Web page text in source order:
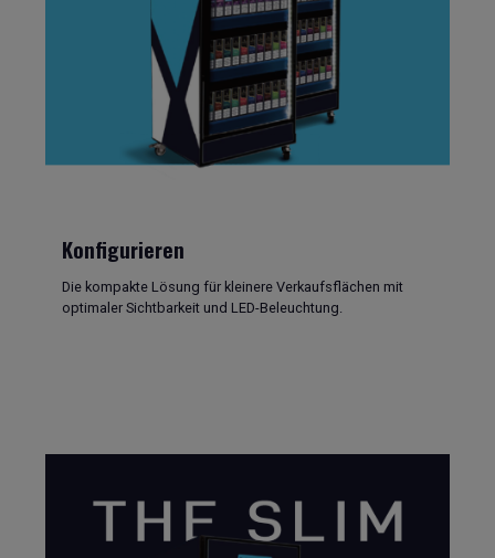
Konfigurieren
Die kompakte Lösung für kleinere Verkaufsflächen mit
optimaler Sichtbarkeit und LED-Beleuchtung.